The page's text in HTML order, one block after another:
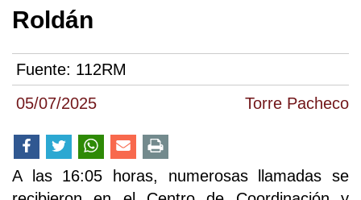
05/07/2025 Torre Pacheco
Roldán
Fuente: 112RM
A las 16:05 horas, numerosas llamadas se